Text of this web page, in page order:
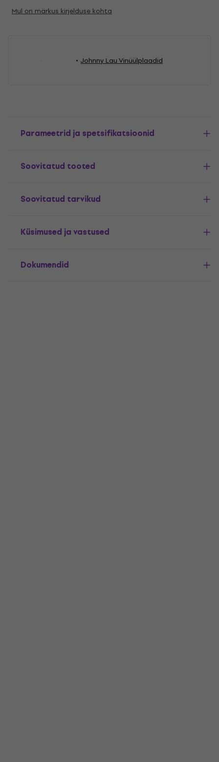
Mul on märkus kirjelduse kohta
Johnny Lau Vinüülplaadid
Parameetrid ja spetsifikatsioonid
Soovitatud tooted
Soovitatud tarvikud
Küsimused ja vastused
Dokumendid